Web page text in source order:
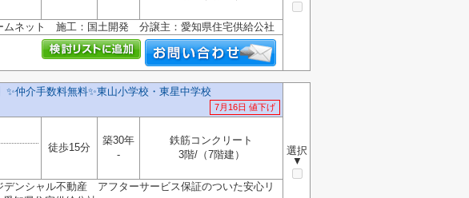
ムネット 施工：国土開発 分譲主：愛知県住宅供給公社
✨️仲介手数料無料✨️東山小学校・東星中学校
7月16日 値下げ
選択
▼
徒歩15分
築30年
-
鉄筋コンクリート
3階/（7階建）
ンシャル不動産 アフターサービス保証のついた安心リ